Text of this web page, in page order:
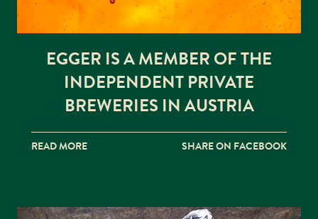
EGGER IS A MEMBER OF THE
INDEPENDENT PRIVATE
BREWERIES IN AUSTRIA
READ MORE SHARE ON FACEBOOK